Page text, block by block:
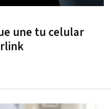
une tu celular